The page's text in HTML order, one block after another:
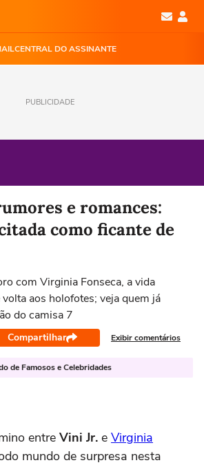
CENTRAL DO ASSINANTE
PUBLICIDADE
e romances:
como ficante de
com Virginia Fonseca, a vida
aos holofotes; veja quem já
do camisa 7
Compartilhar Exibir comentários
de Famosos e Celebridades
entre Vini Jr. e Virginia
mundo de surpresa nesta